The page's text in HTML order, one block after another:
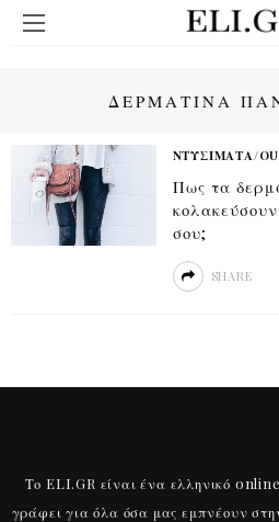
ΔΕΡΜΑΤΙΝΑ
ΝΤΥΣΊΜΑΤΑ/
Πως τα
σου;
SHARE
Το ELI.GR είναι ένα ελληνικό
γράφει για όλα όσα μας εμπνέουν